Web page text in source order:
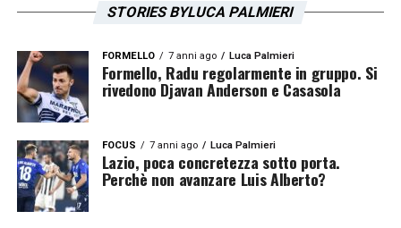
STORIES BYLUCA PALMIERI
FORMELLO 7 anni ago Luca Palmieri
Formello, Radu regolarmente in gruppo. Si
rivedono Djavan Anderson e Casasola
FOCUS 7 anni ago Luca Palmieri
Lazio, poca concretezza sotto porta.
Perchè non avanzare Luis Alberto?